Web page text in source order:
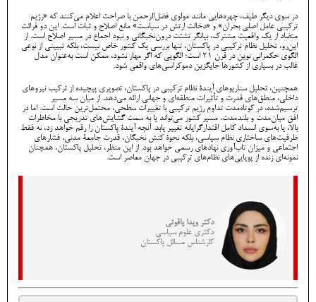
در سوی دیگر طیف، چهره‌هایی مانند مولوی فضل‌الرحمن با صراحت اعلام می‌کنند که «رژیم
ترکیبی عامل اصلی بحران» و «دخالت ارتش در سیاست» مانع اصلاح و ثبات است. این دو قرائت
متضاد از یک واقعیت مشترک، بیانگر تشتت درون‌نخبگانی و نبود اجماع در مسیر اصلاح است. از
این‌رو، تحلیل نظام ترکیبی در پاکستان، تنها بررسی یک کشور خاص نیست، بلکه تبیینی از نوعی
الگوی حکمرانی نوین در قرن ۲۱ است؛ الگویی که اگر مهار نشود، ممکن است به‌عنوان مدل
غالب در بسیاری از کشورها جایگزین دموکراسی‌های واقعی شود.
همچنین، تحلیل سناریوهای آیندۀ نظام ترکیبی در پاکستان، تصویری پیچیده از ترکیب نیروهای
داخلی، منطق‌های قدرت و تأثیرات منطقه‌ای و جهانی ارائه می‌دهد. از میان سه مسیر
ترسیم‌شده، در کوتاه‌مدت تداوم رژیم ترکیبی با تغییرات سطحی، محتمل‌ترین حالت است. اما در
افق میان‌مدت و بلندمدت، مسیر کشور می‌تواند یا به سمت گشایش‌های تدریجی با مخاطرات
بالا، یا به‌سوی انسداد کامل اقتدارگرایانه تغییر یابد. آنچه آیندۀ پاکستان را رقم خواهد زد، نه فقط
ظرفیت‌های ساختاری نظام سیاسی، بلکه نحوۀ کنش نخبگان، قدرت جامعۀ مدنی، فشارهای
اجتماعی و میزان تاب‌آوری نهادهای رسمی خواهد بود. از این منظر، تحلیل پاکستان، همچنان
نمونه‌ای زنده از پویایی‌های نظام‌های ترکیبی در جهان معاصر است.
دکتر ویدا یاقوتی
دکتری علوم سیاسی
کارشناس مسائل پاکستان